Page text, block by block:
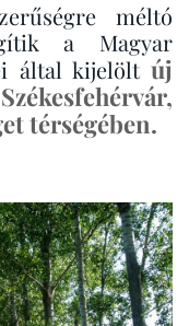
méltó
a Magyar
által kijelölt új
térségében.